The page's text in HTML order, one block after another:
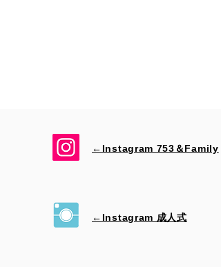
←Instagram 753＆​Family
←Instagram 成人式